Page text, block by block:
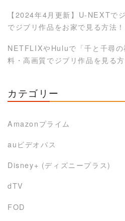
【2024年4月更新】U-NEXTで
でジブリ作品をお家で見る方法！
NETFLIXやHuluで「千と千尋の
料・高画質でジブリ作品を見る
カテゴリー
Amazonプライム
auビデオパス
Disney+ (ディズニープラス)
dTV
FOD